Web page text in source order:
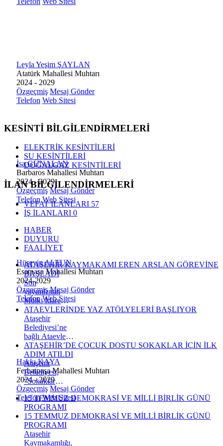
Leyla Yeşim ŞAYLAN
Atatürk Mahallesi Muhtarı
2024 - 2029
Özgeçmiş Mesaj Gönder
Telefon Web Sitesi
İsa GÜNALAN
Barbaros Mahallesi Muhtarı
2024 - 2029
Özgeçmiş Mesaj Gönder
Telefon Web Sitesi
Hüseyin ALTUN
Esatpaşa Mahallesi Muhtarı
2024-2029
Özgeçmiş Mesaj Gönder
Telefon Web Sitesi
Hakkı KAYA
Ferhatpaşa Mahallesi Muhtarı
2024 - 2029
Özgeçmiş Mesaj Gönder
Telefon Web Sitesi
KESİNTİ BİLGİLENDİRMELERİ
ELEKTRİK KESİNTİLERİ
SU KESİNTİLERİ
DOĞALGAZ KESİNTİLERİ
İLAN BİLGİLENDİRMELERİ
VEFAT İLANLARI 57
İŞ İLANLARI 0
HABER
DUYURU
FAALİYET
ATAŞEHİR KAYMAKAMI EREN ARSLAN GÖREVİNE
BAŞLADI
Son
yayımlanan
Mülki İdare
Amirleri
Kararnamesi ile
Ataşehir
Kaymakamlığı
görevine atanan
Eren Arslan,
bugün ilçeye
gelerek yeni
görevine
başladı.
ATAEVLERİNDE YAZ ATÖLYELERİ BAŞLIYOR
Ataşehir
Belediyesi’ne
bağlı Ataevleri
Sosyal Hizmet
Merkezleri, yaz
döneminde
çocuklara
yönelik eğitici
ve eğlenceli
atölye
programları
düzenliyor.
İçerenköy
Ataevi Sosyal
Hizmet
ATAŞEHİR’DE ÇOCUK DOSTU SOKAKLAR İÇİN İLK
ADIM ATILDI
Ataşehir
Belediyesi,
“Sokaklar
Dönüşüyor”
programı
kapsamında
Esatpaşa
Mahallesi’nde
gerçekleştirdiği
tanıtım
15 TEMMUZ DEMOKRASİ VE MİLLİ BİRLİK GÜNÜ
PROGRAMI
15 TEMMUZ DEMOKRASİ VE MİLLİ BİRLİK GÜNÜ
PROGRAMI
Ataşehir
Kaymakamlığı,